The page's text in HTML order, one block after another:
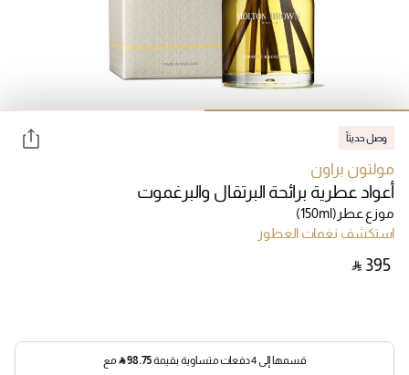
وصل حديثاً
مولتون براون
أعواد عطرية برائحة البرتقال والبرغموت
موزع عطر (150ml)
استكشف نغمات العطور
‎ ⃁ ⁦395⁩ ‎
قسمها إلى 4 دفعات متساوية بقيمة 98.75
⃁ مع